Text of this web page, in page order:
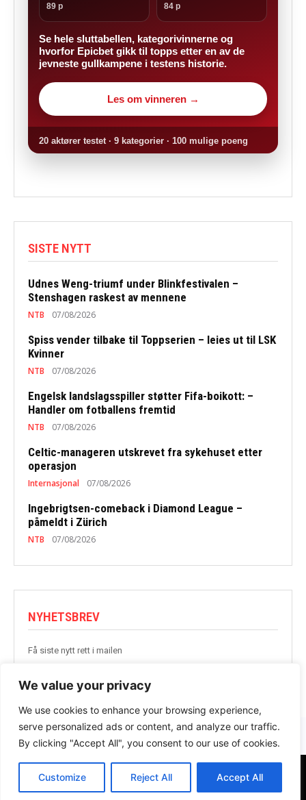
We value your privacy
We use cookies to enhance your browsing experience,
serve personalized ads or content, and analyze our traffic.
By clicking "Accept All", you consent to our use of cookies.
Customize Reject All Accept All
89 p 84 p
Se hele sluttabellen, kategorivinnerne og
hvorfor Epicbet gikk til topps etter en av de
jevneste gullkampene i testens historie.
Les om vinneren →
20 aktører testet · 9 kategorier · 100 mulige poeng
SISTE NYTT
Udnes Weng-triumf under Blinkfestivalen –
Stenshagen raskest av mennene
NTB 07/08/2026
Spiss vender tilbake til Toppserien – leies ut til LSK
Kvinner
NTB 07/08/2026
Engelsk landslagsspiller støtter Fifa-boikott: –
Handler om fotballens fremtid
NTB 07/08/2026
Celtic-manageren utskrevet fra sykehuset etter
operasjon
Internasjonal 07/08/2026
Ingebrigtsen-comeback i Diamond League –
påmeldt i Zürich
NTB 07/08/2026
NYHETSBREV
Få siste nytt rett i mailen